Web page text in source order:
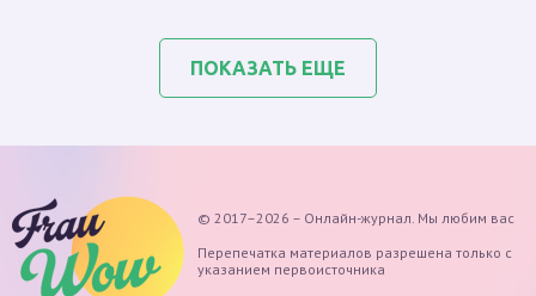
ПОКАЗАТЬ ЕЩЕ
© 2017–2026 – Онлайн-журнал. Мы любим вас
Перепечатка материалов разрешена только с
указанием первоисточника